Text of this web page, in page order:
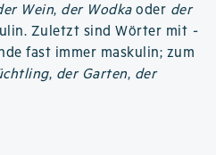
Wein, der Wodkaoder der
Zuletzt sind Wörter mit -
fast immer maskulin; zum
, der Garten, der